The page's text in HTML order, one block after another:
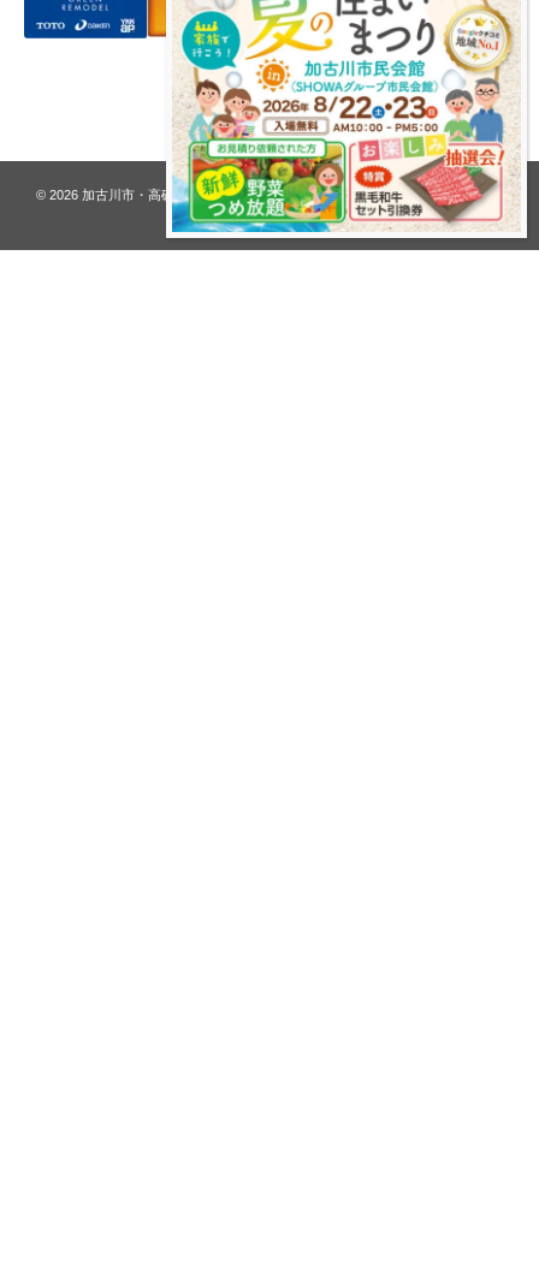
プライバシーポリシー
© 2026 加古川市・高砂市 夢リフォーム ウオハシ – 創業128年の老舗. All rights
reserved.